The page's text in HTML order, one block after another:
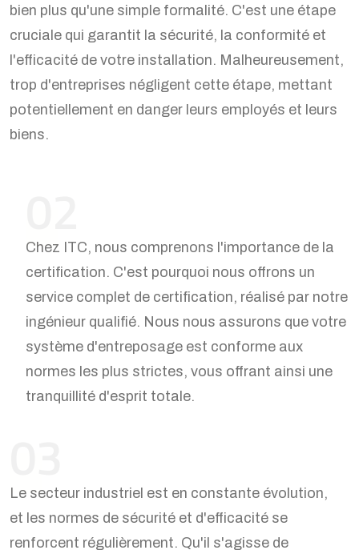
bien plus qu'une simple formalité. C'est une étape
cruciale qui garantit la sécurité, la conformité et
l'efficacité de votre installation. Malheureusement,
trop d'entreprises négligent cette étape, mettant
potentiellement en danger leurs employés et leurs
biens.
Chez ITC, nous comprenons l'importance de la
certification. C'est pourquoi nous offrons un
service complet de certification, réalisé par notre
ingénieur qualifié. Nous nous assurons que votre
système d'entreposage est conforme aux
normes les plus strictes, vous offrant ainsi une
tranquillité d'esprit totale.
Le secteur industriel est en constante évolution,
et les normes de sécurité et d'efficacité se
renforcent régulièrement. Qu'il s'agisse de